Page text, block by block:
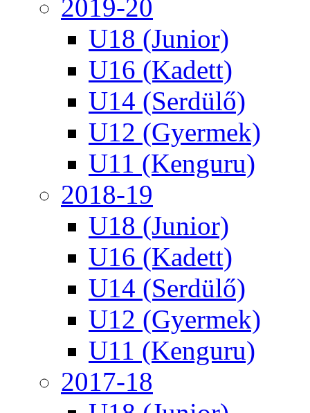
2019-20
U18 (Junior)
U16 (Kadett)
U14 (Serdülő)
U12 (Gyermek)
U11 (Kenguru)
2018-19
U18 (Junior)
U16 (Kadett)
U14 (Serdülő)
U12 (Gyermek)
U11 (Kenguru)
2017-18